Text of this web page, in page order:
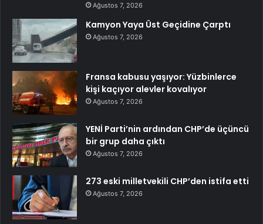
Ağustos 7, 2026
Kamyon Yaya Üst Geçidine Çarptı
Ağustos 7, 2026
Fransa kabusu yaşıyor: Yüzbinlerce
kişi kaçıyor alevler kovalıyor
Ağustos 7, 2026
YENİ Parti’nin ardından CHP’de üçüncü
bir grup daha çıktı
Ağustos 7, 2026
273 eski milletvekili CHP’den istifa etti
Ağustos 7, 2026